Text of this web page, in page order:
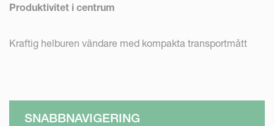
Produktivitet i centrum
Kraftig helburen vändare med kompakta transportmått
SNABBNAVIGERING